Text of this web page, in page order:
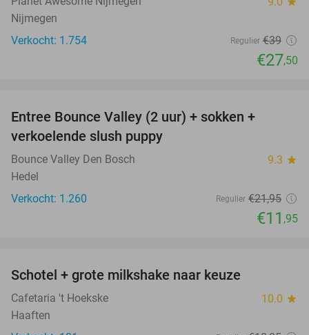
Nijmegen
Verkocht: 1.754
Regulier €39
€27,50
Entree Bounce Valley (2 uur) + sokken +
verkoelende slush puppy
Bounce Valley Den Bosch 9.3 star
Hedel
Verkocht: 1.260
Regulier €21,95
€11 ,95
Schotel + grote milkshake naar keuze
Cafetaria 't Hoekske 10.0 star
Haaften